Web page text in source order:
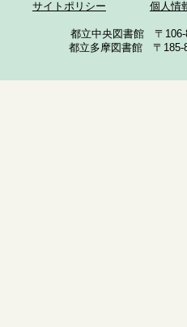
サイトポリシー 個人情
都立中央図書館 〒
都立多摩図書館 〒185-